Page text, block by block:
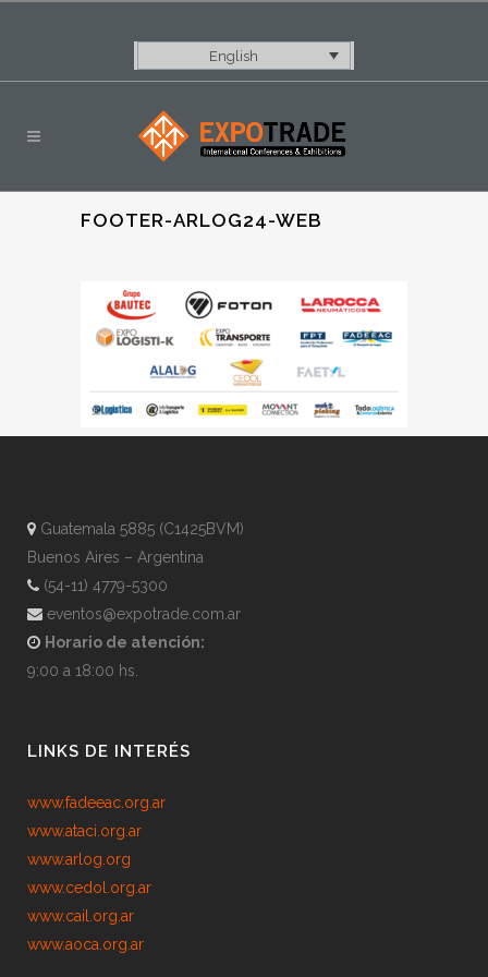
English
FOOTER-ARLOG24-WEB
Guatemala 5885 (C1425BVM)
Buenos Aires – Argentina
(54-11) 4779-5300
eventos@expotrade.com.ar
Horario de atención:
9:00 a 18:00 hs.
LINKS DE INTERÉS
www.fadeeac.org.ar
www.ataci.org.ar
www.arlog.org
www.cedol.org.ar
www.cail.org.ar
www.aoca.org.ar